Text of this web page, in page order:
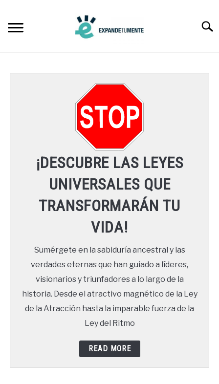
content
LEYES UNIVERSALES
RECURSOS
NEWSLETTER
¡DESCUBRE LAS LEYES
UNIVERSALES QUE
TRANSFORMARÁN TU
VIDA!
Sumérgete en la sabiduría ancestral y las
verdades eternas que han guiado a líderes,
visionarios y triunfadores a lo largo de la
historia. Desde el atractivo magnético de la Ley
de la Atracción hasta la imparable fuerza de la
Ley del Ritmo
READ MORE